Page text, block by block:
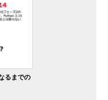
るまでの